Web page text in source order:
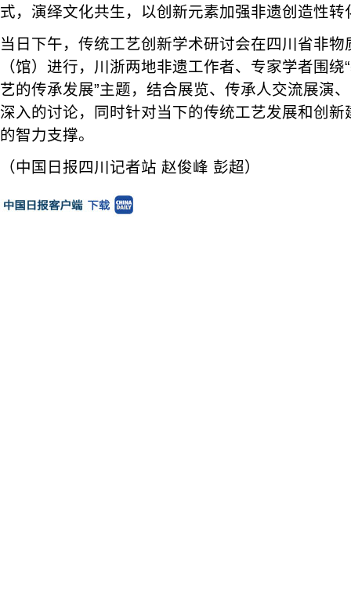
式，演绎文化共生，以创新元素加强非遗创造性转
当日下午，传统工艺创新学术研讨会在四川省非
（馆）进行，川浙两地非遗工作者、专家学者围
艺的传承发展”主题，结合展览、传承人交流展演
深入的讨论，同时针对当下的传统工艺发展和创
的智力支撑。
（中国日报四川记者站 赵俊峰 彭超）